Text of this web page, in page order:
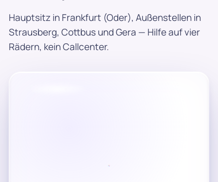
Hauptsitz in Frankfurt (Oder), Außenstellen in
Strausberg, Cottbus und Gera — Hilfe auf vier
Rädern, kein Callcenter.